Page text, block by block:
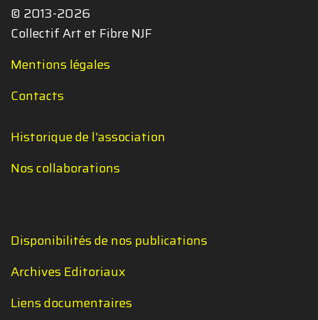
© 2013-2026
Collectif Art et Fibre NJF
Mentions légales
Contacts
Historique de l'association
Nos collaborations
Disponibilités de nos publications
Archives Editoriaux
Liens documentaires